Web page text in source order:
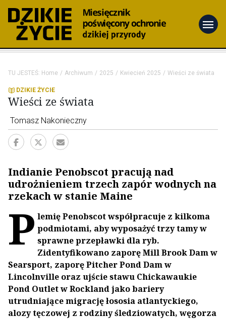
menu
TU JESTEŚ: Home Archiwum 2025 Kwiecień 2025 Wieści ze świata
DZIKIE ŻYCIE
Wieści ze świata
Tomasz Nakonieczny
Indianie Penobscot pracują nad
udrożnieniem trzech zapór wodnych na
rzekach w stanie Maine
P lemię Penobscot współpracuje z kilkoma
podmiotami, aby wyposażyć trzy tamy w
sprawne przepławki dla ryb.
Zidentyfikowano zaporę Mill Brook Dam w
Searsport, zaporę Pitcher Pond Dam w
Lincolnville oraz ujście stawu Chickawaukie
Pond Outlet w Rockland jako bariery
utrudniające migrację łososia atlantyckiego,
alozy tęczowej z rodziny śledziowatych, węgorza